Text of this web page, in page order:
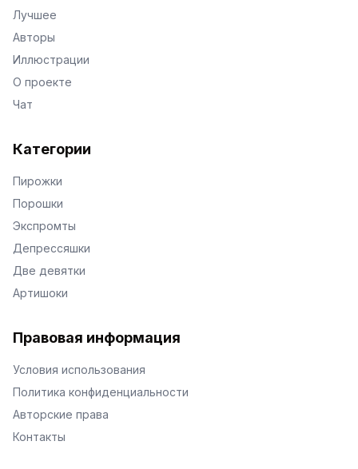
Лучшее
Авторы
Иллюстрации
О проекте
Чат
Категории
Пирожки
Порошки
Экспромты
Депрессяшки
Две девятки
Артишоки
Правовая информация
Условия использования
Политика конфиденциальности
Авторские права
Контакты